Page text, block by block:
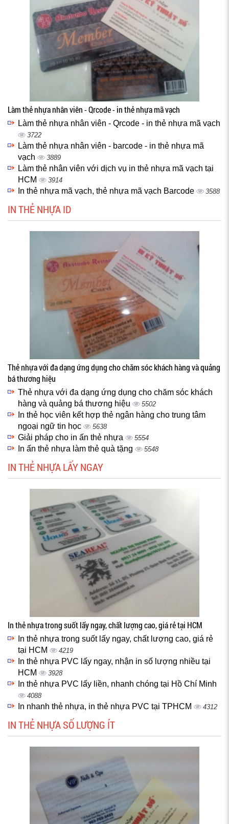
Làm thẻ nhựa nhân viên - Qrcode - in thẻ nhựa mã vạch
Làm thẻ nhựa nhân viên - Qrcode - in thẻ nhựa mã vạch
3722
Làm thẻ nhựa nhân viên - barcode - in thẻ nhựa mã
vạch
3889
Làm thẻ nhân viên với dịch vụ in thẻ nhựa mã vạch tại
HCM
3914
In thẻ nhựa mã vạch, thẻ nhựa mã vạch Barcode 3588
IN THẺ NHỰA ID
Thẻ nhựa với đa dạng ứng dụng cho chăm sóc khách hàng và quảng
bá thương hiệu
Thẻ nhựa với đa dạng ứng dụng cho chăm sóc khách
hàng và quảng bá thương hiệu
5502
In thẻ học viên kết hợp thẻ ngân hàng cho trung tâm
ngoại ngữ tin học
5638
Giải pháp cho in ấn thẻ nhựa 5554
In ấn thẻ nhựa làm thẻ quà tặng 5548
IN THẺ NHỰA LẤY NGAY
In thẻ nhựa trong suốt lấy ngay, chất lượng cao, giá rẻ tại HCM
In thẻ nhựa trong suốt lấy ngay, chất lượng cao, giá rẻ
tại HCM
4219
In thẻ nhựa PVC lấy ngay, nhận in số lượng nhiều tại
HCM
3928
In thẻ nhựa PVC lấy liền, nhanh chóng tại Hồ Chí Minh
4088
In nhanh thẻ nhựa, in thẻ nhựa PVC tại TPHCM 4312
IN THẺ NHỰA SỐ LƯỢNG ÍT